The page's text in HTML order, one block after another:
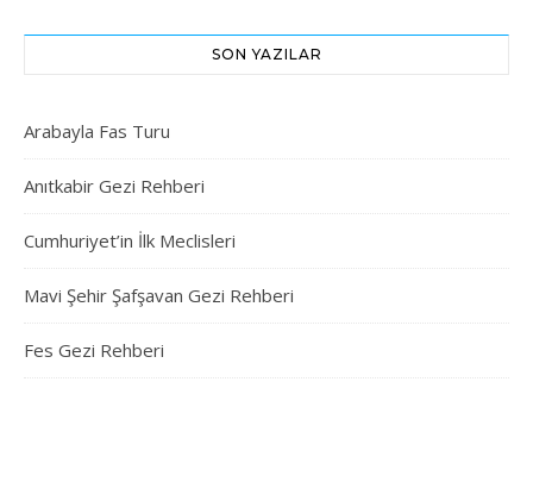
SON YAZILAR
Arabayla Fas Turu
Anıtkabir Gezi Rehberi
Cumhuriyet’in İlk Meclisleri
Mavi Şehir Şafşavan Gezi Rehberi
Fes Gezi Rehberi